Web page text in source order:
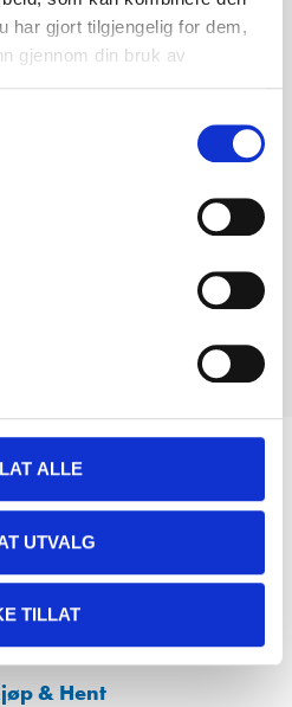
har gjort tilgjengelig for dem,
gjennom din bruk av
ALLE
UTVALG
TILLAT
BETALING
& Hent